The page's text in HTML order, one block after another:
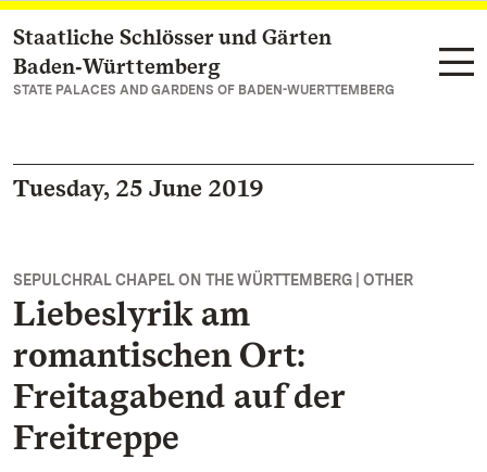
Navigate to main page
Staatliche Schlösser und Gärten
Baden‑Württemberg
STATE PALACES AND GARDENS OF BADEN-WUERTTEMBERG
Tuesday, 25 June 2019
SEPULCHRAL CHAPEL ON THE WÜRTTEMBERG | OTHER
Liebeslyrik am
romantischen Ort:
Freitagabend auf der
Freitreppe